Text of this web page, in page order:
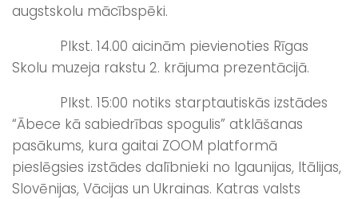
augstskolu mācībspēki.
Plkst. 14.00 aicinām pievienoties Rīgas
Skolu muzeja rakstu 2. krājuma prezentācijā.
Plkst. 15:00 notiks starptautiskās izstādes
“Ābece kā sabiedrības spogulis” atklāšanas
pasākums, kura gaitai ZOOM platformā
pieslēgsies izstādes dalībnieki no Igaunijas, Itālijas,
Slovēnijas, Vācijas un Ukrainas. Katras valsts